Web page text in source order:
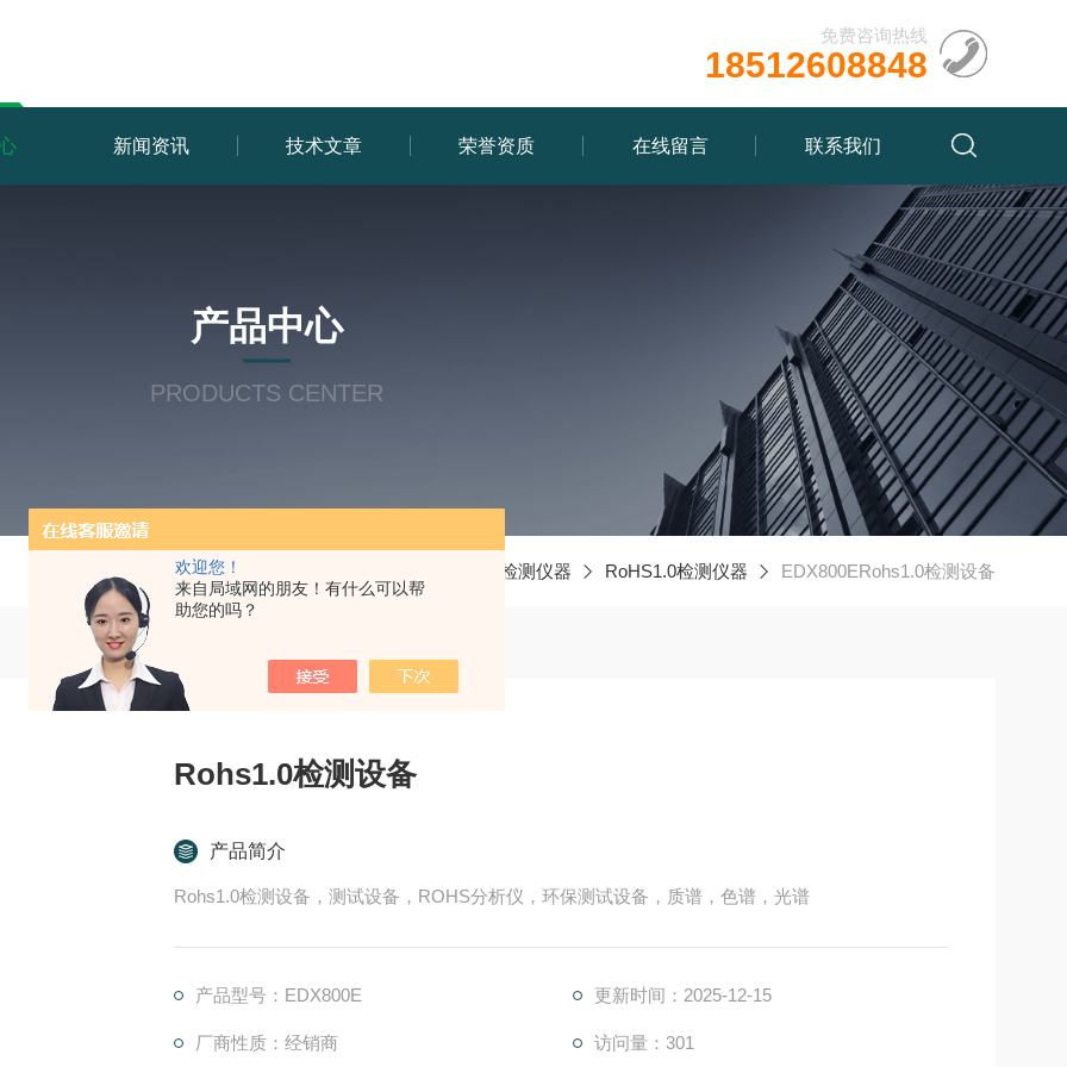
欢迎您！
来自局域网的朋友！有什么可以帮
助您的吗？
免费咨询热线
18512608848
新闻资讯 技术文章 荣誉资质 在线留言 联系我们
产品中心
PRODUCTS CENTER
当前位置： RoHS检测仪器 RoHS1.0检测仪器 EDX800ERohs1.0检测设备
Rohs1.0检测设备
产品简介
Rohs1.0检测设备，测试设备，ROHS分析仪，环保测试设备，质谱，色谱，光谱
产品型号：EDX800E 更新时间：2025-12-15
厂商性质：经销商 访问量：301